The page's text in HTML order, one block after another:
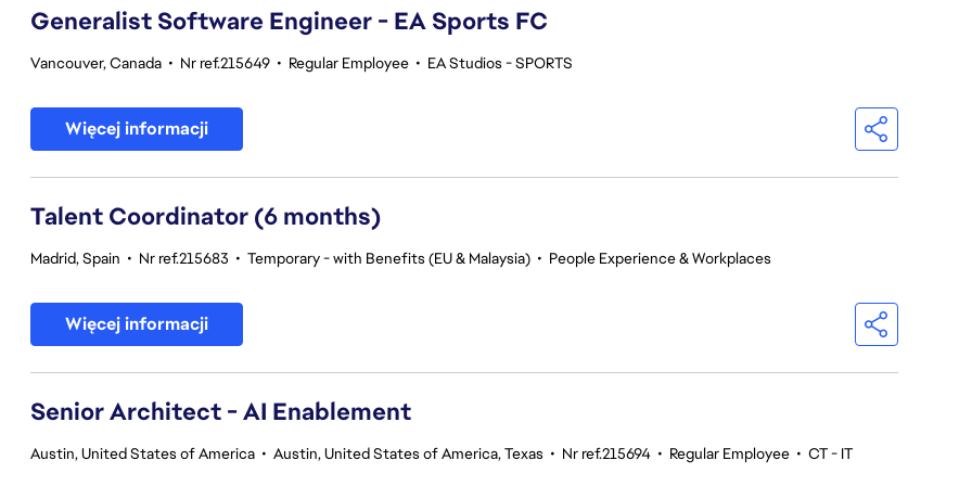
Generalist Software Engineer - EA Sports FC
Vancouver, Canada • Nr ref.215649 • Regular Employee • EA Studios - SPORTS
Więcej informacji
Talent Coordinator (6 months)
Madrid, Spain • Nr ref.215683 • Temporary - with Benefits (EU & Malaysia) • People Experience & Workplaces
Więcej informacji
Senior Architect - AI Enablement
Austin, United States of America • Austin, United States of America, Texas • Nr ref.215694 • Regular Employee • CT - IT